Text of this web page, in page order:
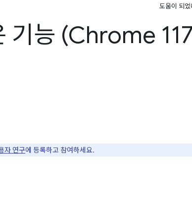
도움이 되었
기능 (Chrome
자 연구에 등록하고 참여하세요.